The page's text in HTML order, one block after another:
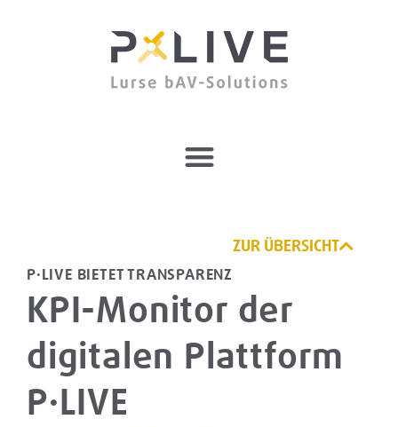
ZUR ÜBERSICHT
P·LIVE BIETET TRANSPARENZ
KPI-Monitor der
digitalen Plattform
P·LIVE